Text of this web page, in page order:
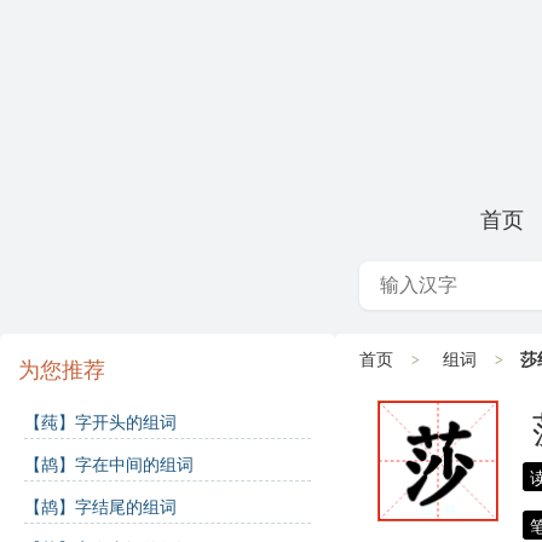
首页
为您推荐
【莼】字开头的组词
【鸪】字在中间的组词
【鸪】字结尾的组词
首页 组词 莎